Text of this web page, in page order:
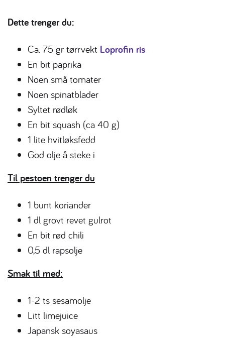
Dette trenger du:
Ca. 75 gr tørrvekt Loprofin ris
En bit paprika
Noen små tomater
Noen spinatblader
Syltet rødløk
En bit squash (ca 40 g)
1 lite hvitløksfedd
God olje å steke i
Til pestoen trenger du
1 bunt koriander
1 dl grovt revet gulrot
En bit rød chili
0,5 dl rapsolje
Smak til med:
1-2 ts sesamolje
Litt limejuice
Japansk soyasaus